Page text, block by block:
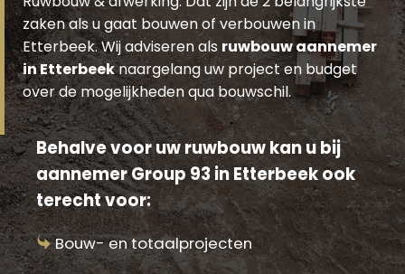
zaken als u gaat bouwen of verbouwen in
Etterbeek. Wij adviseren als ruwbouw aannemer
in Etterbeeknaargelang uw project en budget
over de mogelijkheden qua bouwschil.
Behalve voor uw ruwbouw kan u bij
aannemer Group 93 in Etterbeek ook
terecht voor:
Bouw- en totaalprojecten